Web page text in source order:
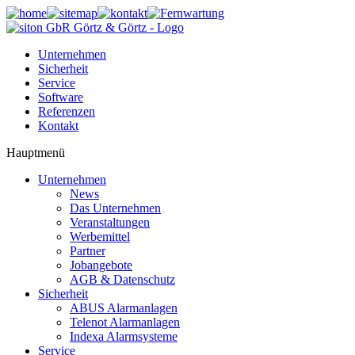
Unternehmen
Sicherheit
Service
Software
Referenzen
Kontakt
Hauptmenü
Unternehmen
News
Das Unternehmen
Veranstaltungen
Werbemittel
Partner
Jobangebote
AGB & Datenschutz
Sicherheit
ABUS Alarmanlagen
Telenot Alarmanlagen
Indexa Alarmsysteme
Service